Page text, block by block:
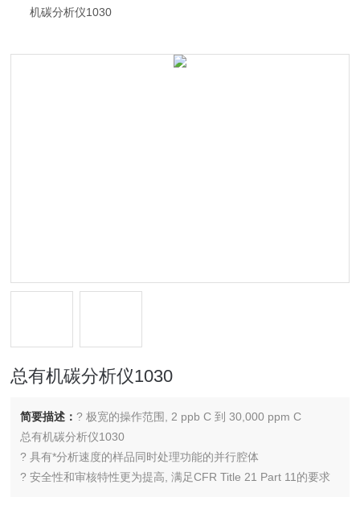
机碳分析仪1030
总有机碳分析仪1030
简要描述：? 极宽的操作范围, 2 ppb C 到 30,000 ppm C
总有机碳分析仪1030
? 具有*分析速度的样品同时处理功能的并行腔体
? 安全性和审核特性更为提高, 满足CFR Title 21 Part 11的要求